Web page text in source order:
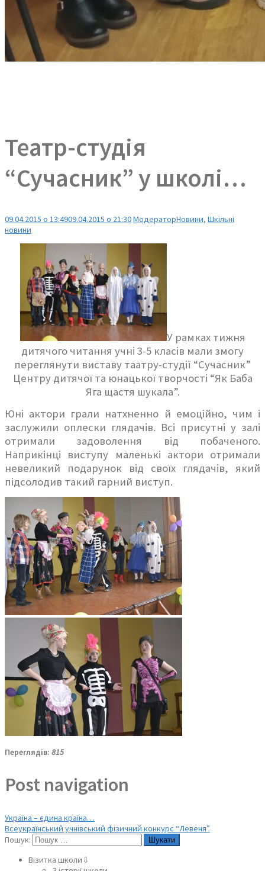
Театр-студія
“Сучасник” у школі…
09.04.2015 о 13:4909.04.2015 о 21:30МодераторНовини, Шкільні
новини
У рамках тижня
дитячого читання учні 3-5 класів мали змогу
переглянути виставу таатру-студії “Сучасник”
Центру дитячої та юнацької творчості “Як Баба
Яга щастя шукала”.
Юні актори грали натхненно й емоційно, чим і
заслужили оплески глядачів. Всі присутні у залі
отримали задоволення від побаченого.
Наприкінці виступу маленькі актори отримали
невеликий подарунок від своїх глядачів, який
підсолодив такий гарний виступ.
Переглядів: 815
Post navigation
Україна – єдина країна…
Всеукраїнський учнівський фізичний конкурс “Левеня”
Пошук:
Візитка школи⇩